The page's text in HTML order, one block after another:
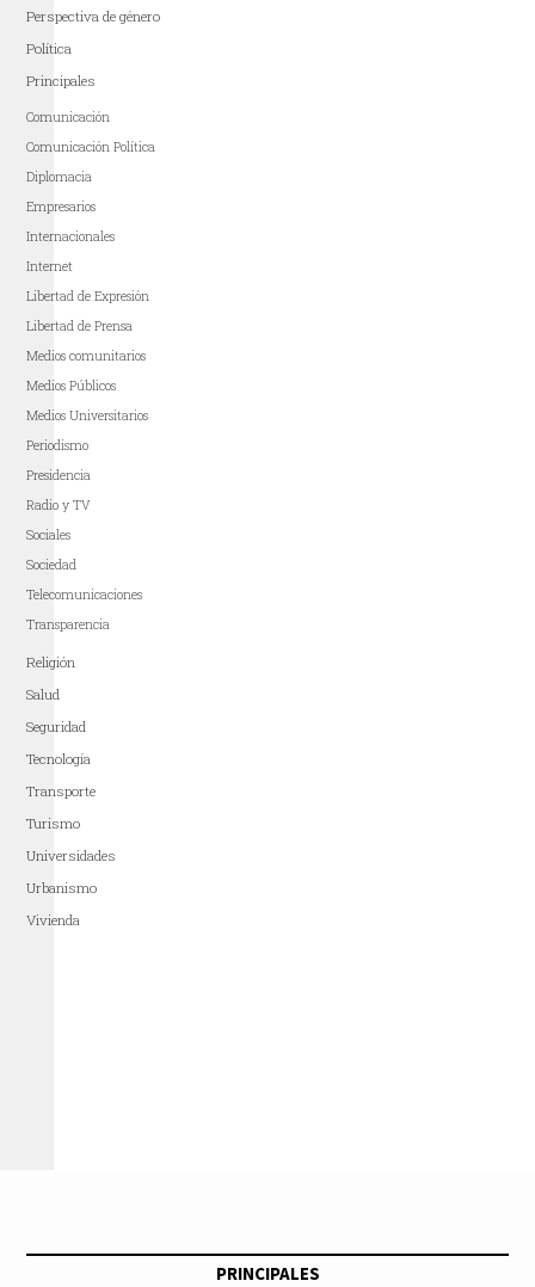
Perspectiva de género
Política
Principales
Comunicación
Comunicación Política
Diplomacia
Empresarios
Internacionales
Internet
Libertad de Expresión
Libertad de Prensa
Medios comunitarios
Medios Públicos
Medios Universitarios
Periodismo
Presidencia
Radio y TV
Sociales
Sociedad
Telecomunicaciones
Transparencia
Religión
Salud
Seguridad
Tecnología
Transporte
Turismo
Universidades
Urbanismo
Vivienda
PRINCIPALES